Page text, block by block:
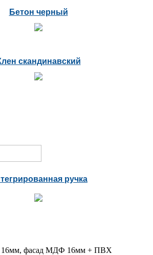
Бетон черный
скандинавский
ручка
фасад МДФ 16мм + ПВХ